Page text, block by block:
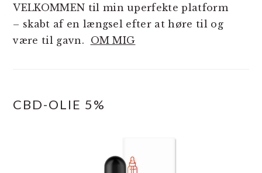
VELKOMMEN til min uperfekte platform
– skabt af en længsel efter at høre til og
være til gavn. OM MIG
CBD-OLIE 5%